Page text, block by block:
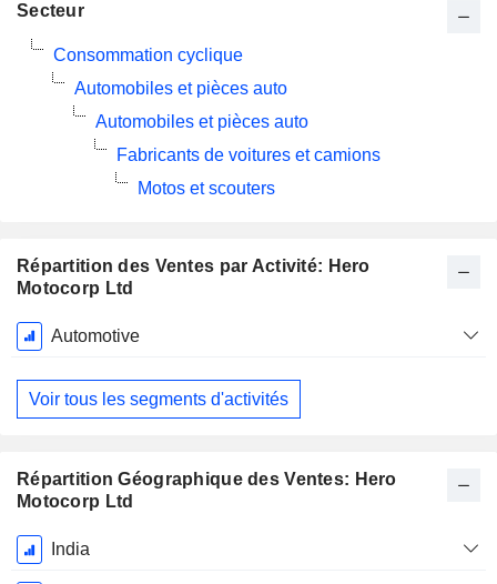
Répartition des Ventes par Activité: Hero
Motocorp Ltd
Période
Fiscale:
Mars
Automotive
Voir tous les segments d'activités
Répartition Géographique des Ventes: Hero
Motocorp Ltd
Période
Fiscale:
India
Secteur
Consommation cyclique
Automobiles et pièces auto
Automobiles et pièces auto
Fabricants de voitures et camions
Motos et scouters